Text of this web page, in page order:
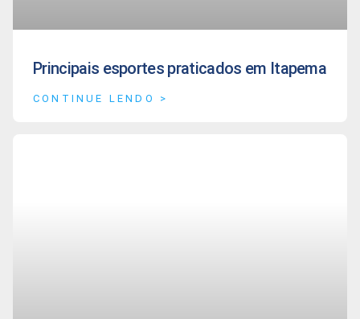
Principais esportes praticados em Itapema
CONTINUE LENDO >